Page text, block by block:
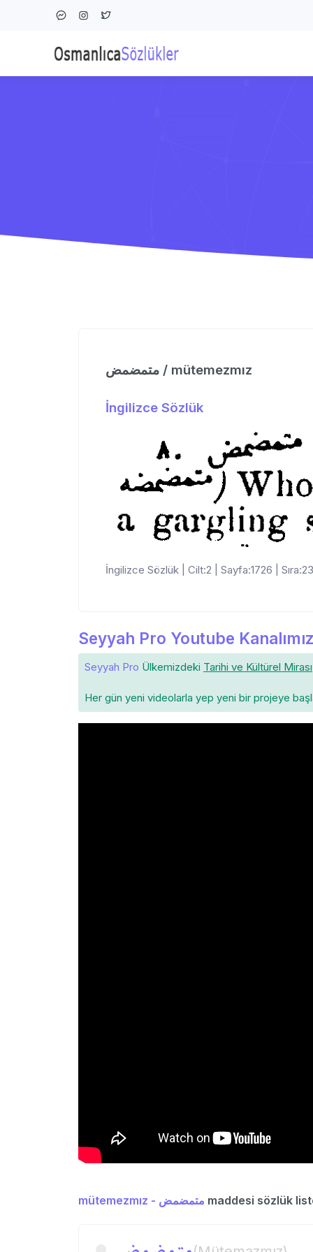
متمضمض / mütemezmız
İngilizce Sözlük
İngilizce Sözlük | Cilt:2 | Sayfa:1726 | Sıra:23
Seyyah Pro Youtube
Seyyah Pro Ülkemizdeki Tarihi ve Kültürel Mirası
Her gün yeni videolarla yep yeni bir projeye
mütemezmız - متمضمض maddesi sözlük